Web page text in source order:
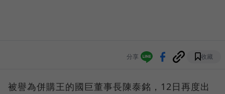
分享 收藏
被譽為併購王的國巨董事長陳泰銘，12日再度出